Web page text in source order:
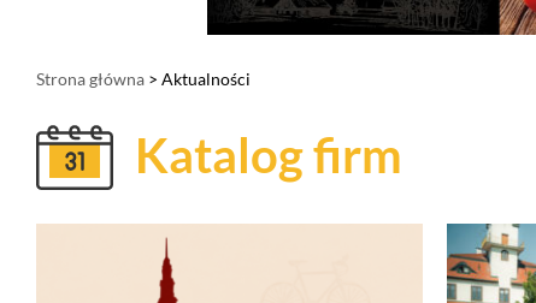
Strona główna > Aktualności
Katalog firm